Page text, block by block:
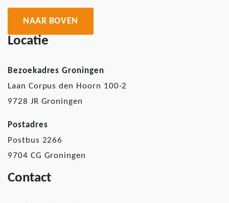
NAAR BOVEN
Locatie
Bezoekadres Groningen
Laan Corpus den Hoorn 100-2
9728 JR Groningen
Postadres
Postbus 2266
9704 CG Groningen
Contact